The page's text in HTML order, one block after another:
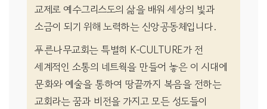
교제로 예수그리스도의 삶을 배워 세상의 빛과
소금이 되기 위해 노력하는 신앙공동체입니다.
푸른나무교회는 특별히 K-CULTURE가 전
세계적인 소통의 네트웍을 만들어 놓은 이 시대에
문화와 예술을 통하여 땅끝까지 복음을 전하는
교회라는 꿈과 비전을 가지고 모든 성도들이